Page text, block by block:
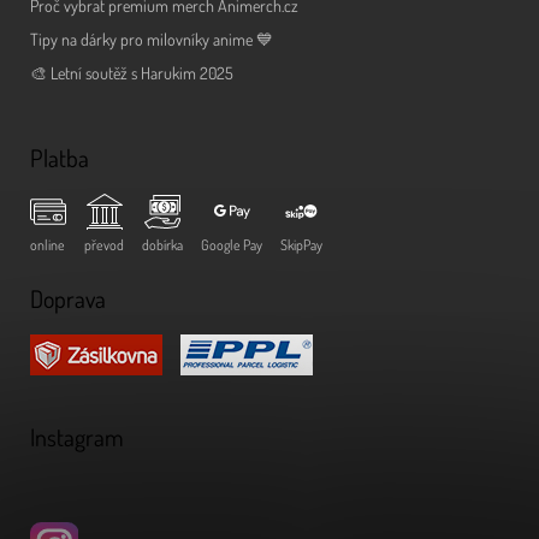
Proč vybrat premium merch Animerch.cz
Tipy na dárky pro milovníky anime 💙
🎨 Letní soutěž s Harukim 2025
Platba
online převod dobírka Google Pay SkipPay
Doprava
Instagram